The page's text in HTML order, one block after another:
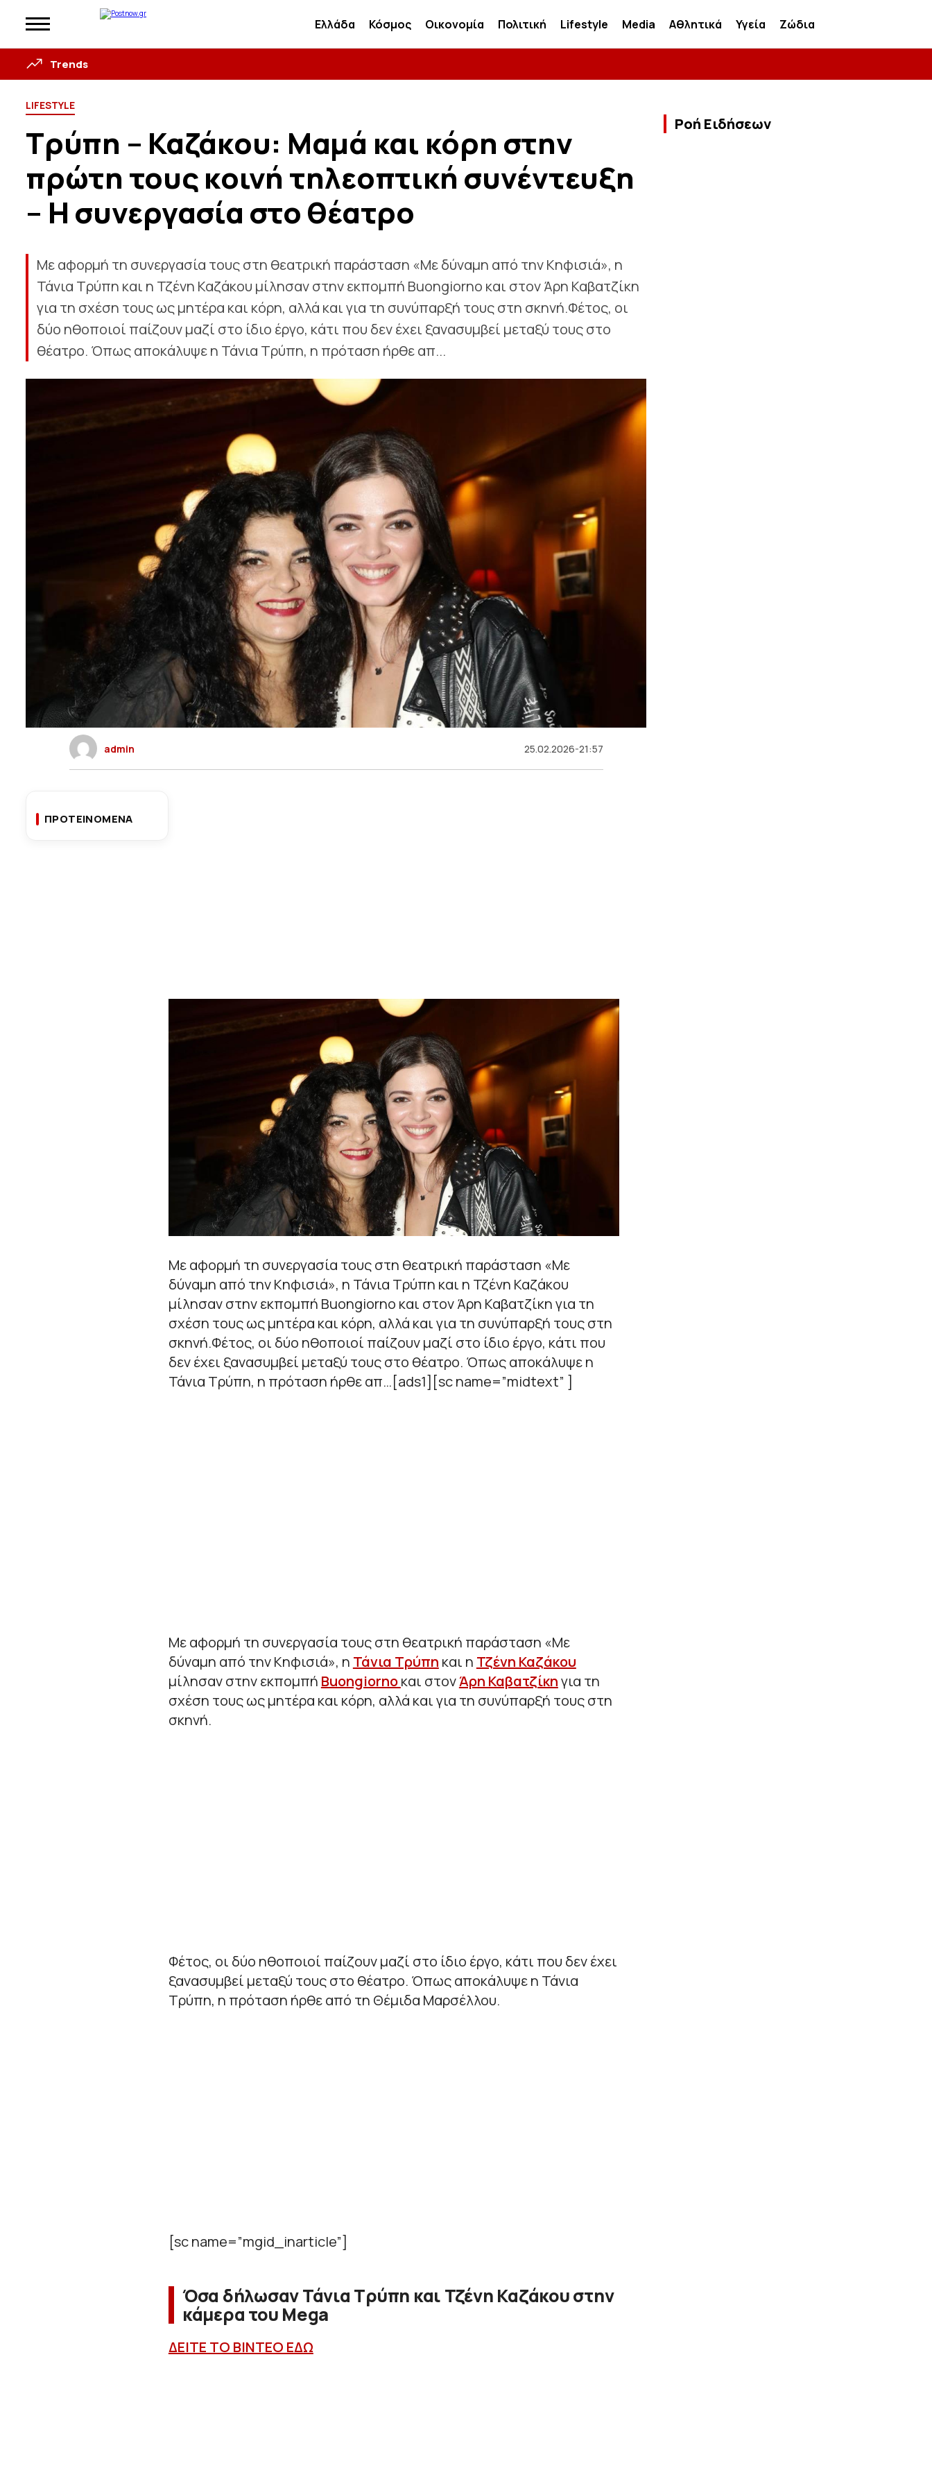
Ελλάδα Κόσμος Οικονομία Πολιτική Lifestyle Media Αθλητικά Υγεία Ζώδια
Trends
LIFESTYLE
Τρύπη – Καζάκου: Μαμά και κόρη στην
πρώτη τους κοινή τηλεοπτική συνέντευξη
– Η συνεργασία στο θέατρο
Με αφορμή τη συνεργασία τους στη θεατρική παράσταση «Με δύναμη από την Κηφισιά», η
Τάνια Τρύπη και η Τζένη Καζάκου μίλησαν στην εκπομπή Buongiorno και στον Άρη Καβατζίκη
για τη σχέση τους ως μητέρα και κόρη, αλλά και για τη συνύπαρξή τους στη σκηνή.Φέτος, οι
δύο ηθοποιοί παίζουν μαζί στο ίδιο έργο, κάτι που δεν έχει ξανασυμβεί μεταξύ τους στο
θέατρο. Όπως αποκάλυψε η Τάνια Τρύπη, η πρόταση ήρθε απ...
admin 25.02.2026-21:57
ΠΡΟΤΕΙΝΟΜΕΝΑ
Με αφορμή τη συνεργασία τους στη θεατρική παράσταση «Με
δύναμη από την Κηφισιά», η Τάνια Τρύπη και η Τζένη Καζάκου
μίλησαν στην εκπομπή Buongiorno και στον Άρη Καβατζίκη για τη
σχέση τους ως μητέρα και κόρη, αλλά και για τη συνύπαρξή τους στη
σκηνή.Φέτος, οι δύο ηθοποιοί παίζουν μαζί στο ίδιο έργο, κάτι που
δεν έχει ξανασυμβεί μεταξύ τους στο θέατρο. Όπως αποκάλυψε η
Τάνια Τρύπη, η πρόταση ήρθε απ…[ads1][sc name=”midtext” ]
Με αφορμή τη συνεργασία τους στη θεατρική παράσταση «Με
δύναμη από την Κηφισιά», η Τάνια Τρύπη και η Τζένη Καζάκου
μίλησαν στην εκπομπή Buongiornoκαι στονΆρη Καβατζίκηγια τη
σχέση τους ως μητέρα και κόρη, αλλά και για τη συνύπαρξή τους στη
σκηνή.
Φέτος, οι δύο ηθοποιοί παίζουν μαζί στο ίδιο έργο, κάτι που δεν έχει
ξανασυμβεί μεταξύ τους στο θέατρο. Όπως αποκάλυψε η Τάνια
Τρύπη, η πρόταση ήρθε από τη Θέμιδα Μαρσέλλου.
[sc name=”mgid_inarticle”]
Όσα δήλωσαν Τάνια Τρύπη και Τζένη Καζάκου στην
κάμερα του Mega
ΔΕΙΤΕ ΤΟ ΒΙΝΤΕΟ ΕΔΩ
Ροή Ειδήσεων